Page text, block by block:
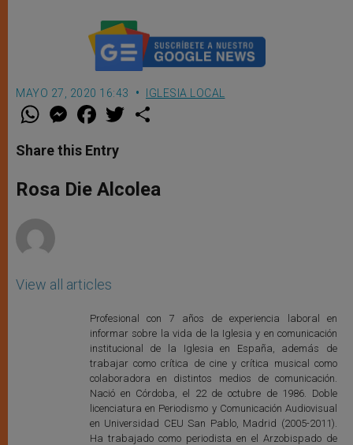
MAYO 27, 2020 16:43 IGLESIA LOCAL
W
t
s
p
p
M
e
s
e
g
e
F
a
e
b
o
k
w
r
Share this Entry
Rosa Die Alcolea
View all articles
Profesional con 7 años de experiencia laboral en
informar sobre la vida de la Iglesia y en comunicación
institucional de la Iglesia en España, además de
trabajar como crítica de cine y crítica musical como
colaboradora en distintos medios de comunicación.
Nació en Córdoba, el 22 de octubre de 1986. Doble
licenciatura en Periodismo y Comunicación Audiovisual
en Universidad CEU San Pablo, Madrid (2005-2011).
Ha trabajado como periodista en el Arzobispado de